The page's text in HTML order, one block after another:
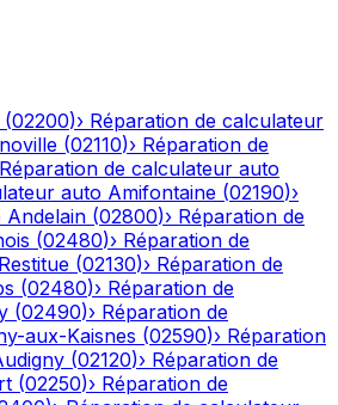
(02200)› Réparation de calculateur
(02110)› Réparation de
Réparation de calculateur auto
auto Amifontaine (02190)›
Andelain (02800)› Réparation de
(02480)› Réparation de
(02130)› Réparation de
(02480)› Réparation de
(02490)› Réparation de
aux-Kaisnes (02590)› Réparation
(02120)› Réparation de
(02250)› Réparation de